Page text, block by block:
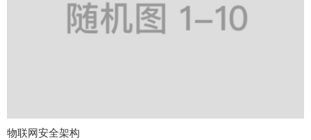
物联网安全架构